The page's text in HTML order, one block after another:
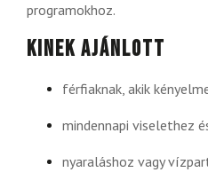
programokhoz.
Kinek ajánlott
férfiaknak, akik
mindennapi viselethez
nyaraláshoz vagy